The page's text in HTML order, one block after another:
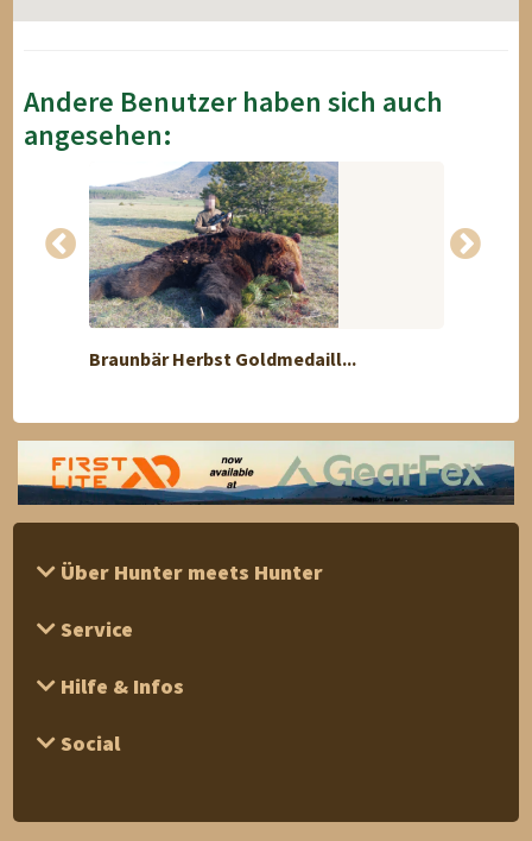
Andere Benutzer haben sich auch
angesehen:
Braunbär Herbst Goldmedaill...
Über Hunter meets Hunter
Service
Hilfe & Infos
Social